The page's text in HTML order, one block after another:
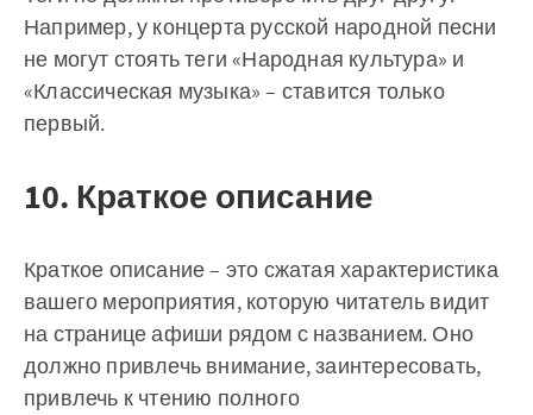
Например, у концерта русской народной песни
не могут стоять теги «Народная культура» и
«Классическая музыка» – ставится только
первый.
10. Краткое описание
Краткое описание – это сжатая характеристика
вашего мероприятия, которую читатель видит
на странице афиши рядом с названием. Оно
должно привлечь внимание, заинтересовать,
привлечь к чтению полного